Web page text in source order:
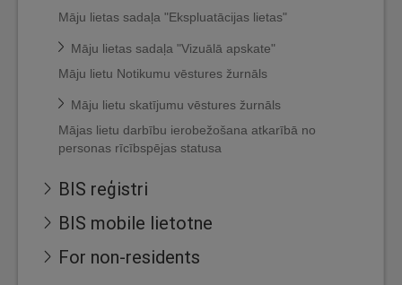
Māju lietas sadaļa "Ekspluatācijas lietas"
Māju lietas sadaļa "Vizuālā apskate"
Māju lietu Notikumu vēstures žurnāls
Māju lietu skatījumu vēstures žurnāls
Mājas lietu darbību ierobežošana atkarībā no
personas rīcībspējas statusa
BIS reģistri
BIS mobile lietotne
For non-residents